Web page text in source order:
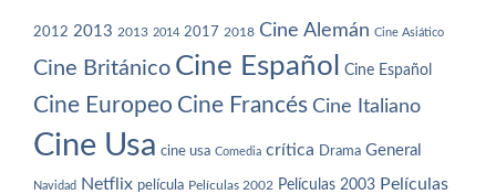
2012 2013 2013 2014 2017 2018 Cine Alemán Cine Asiático
Cine Británico Cine Español Cine Español
Cine Europeo Cine Francés Cine Italiano
Cine Usa cine usa Comedia crítica Drama General
Navidad Netflix película Películas 2002 Películas 2003 Películas